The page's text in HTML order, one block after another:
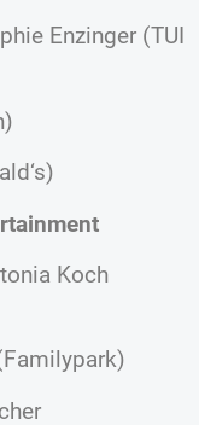
Enzinger (TUI
Koch